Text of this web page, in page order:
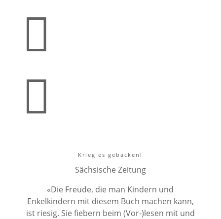


Krieg es gebacken!
Sächsische Zeitung
«Die Freude, die man Kindern und
Enkelkindern mit diesem Buch machen kann,
ist riesig. Sie fiebern beim (Vor-)lesen mit und